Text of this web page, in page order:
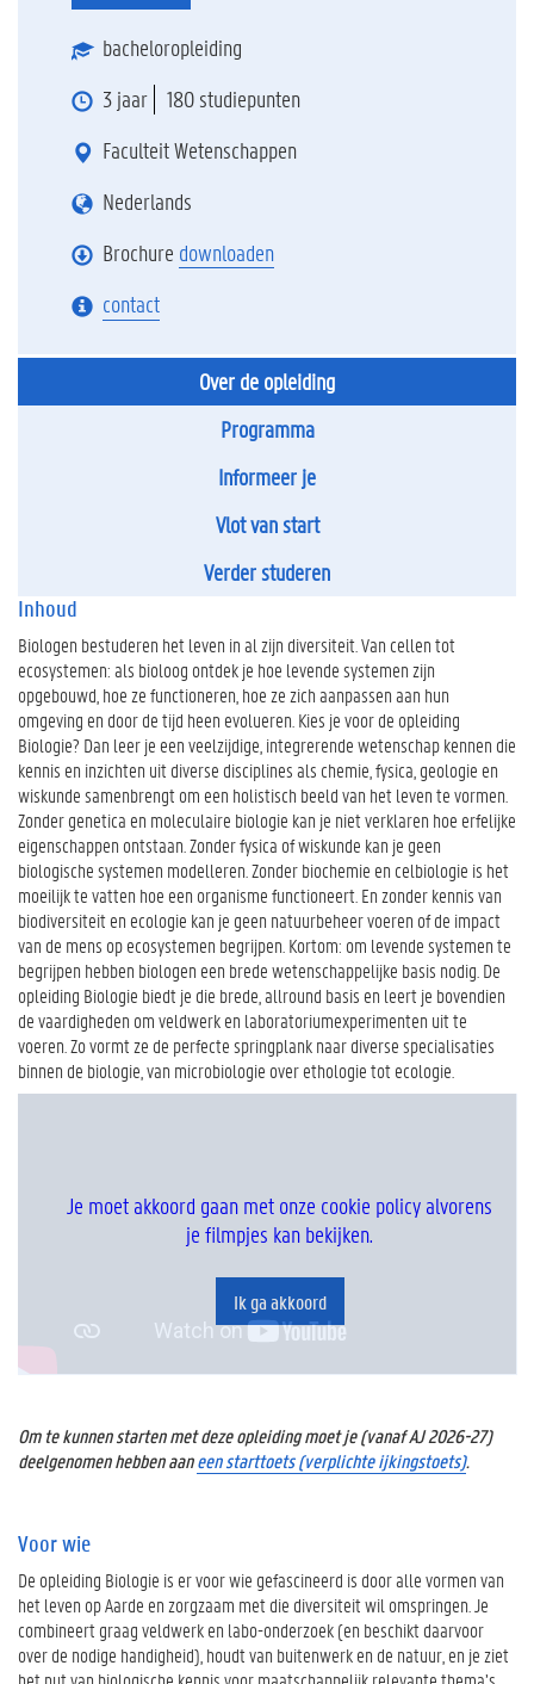
bacheloropleiding
3 jaar
180 studiepunten
Faculteit Wetenschappen
Nederlands
Brochure downloaden
contact
Over de opleiding
Programma
Informeer je
Vlot van start
Verder studeren
Inhoud
Biologen bestuderen het leven in al zijn diversiteit. Van cellen tot
ecosystemen: als bioloog ontdek je hoe levende systemen zijn
opgebouwd, hoe ze functioneren, hoe ze zich aanpassen aan hun
omgeving en door de tijd heen evolueren. Kies je voor de opleiding
Biologie? Dan leer je een veelzijdige, integrerende wetenschap kennen die
kennis en inzichten uit diverse disciplines als chemie, fysica, geologie en
wiskunde samenbrengt om een holistisch beeld van het leven te vormen.
Zonder genetica en moleculaire biologie kan je niet verklaren hoe erfelijke
eigenschappen ontstaan. Zonder fysica of wiskunde kan je geen
biologische systemen modelleren. Zonder biochemie en celbiologie is het
moeilijk te vatten hoe een organisme functioneert. En zonder kennis van
biodiversiteit en ecologie kan je geen natuurbeheer voeren of de impact
van de mens op ecosystemen begrijpen. Kortom: om levende systemen te
begrijpen hebben biologen een brede wetenschappelijke basis nodig. De
opleiding Biologie biedt je die brede, allround basis en leert je bovendien
de vaardigheden om veldwerk en laboratoriumexperimenten uit te
voeren. Zo vormt ze de perfecte springplank naar diverse specialisaties
binnen de biologie, van microbiologie over ethologie tot ecologie.
Je moet akkoord gaan met onze cookie policy alvorens
je filmpjes kan bekijken.
Ik ga akkoord
Om te kunnen starten met deze opleiding moet je (vanaf AJ 2026-27)
deelgenomen hebben aaneen starttoets (verplichte ijkingstoets).
Voor wie
De opleiding Biologie is er voor wie gefascineerd is door alle vormen van
het leven op Aarde en zorgzaam met die diversiteit wil omspringen. Je
combineert graag veldwerk en labo-onderzoek (en beschikt daarvoor
over de nodige handigheid), houdt van buitenwerk en de natuur, en je ziet